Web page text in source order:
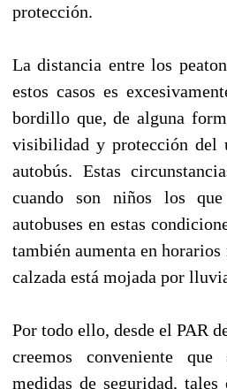
protección.
La distancia entre los
estos casos es
bordillo que, de alguna
visibilidad y protección del
autobús. Estas
cuando son niños los
autobuses en estas
también aumenta en
calzada está mojada por
Por todo ello, desde el PAR
creemos conveniente que
medidas de seguridad,